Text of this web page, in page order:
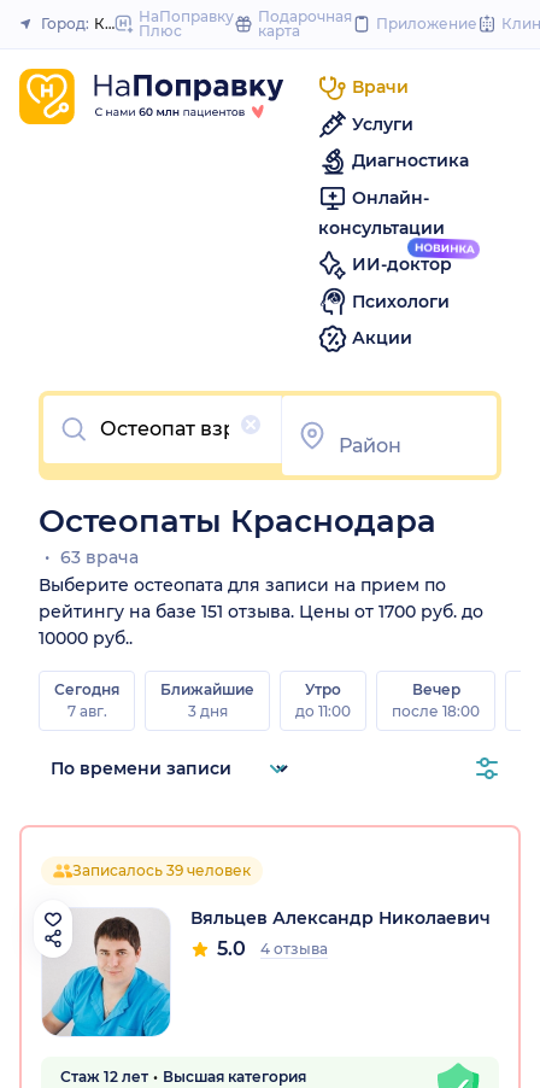
to
Закрыть
Город: КраснодарНаПоправку
Плюс
Подарочная
карта
Приложение
Врачи
Услуги
Диагностика
Онлайн-
консультации
ИИ-доктор
Психологи
Акции
Очистить
Остеопаты Краснодара
63 врача
Выберите остеопата для записи на прием по
рейтингу на базе 151 отзыва. Цены от 1700 руб. до
10000 руб..
Сегодня
7 авг.
Ближайшие
3 дня
Утро
до 11:00
Вечер
после 18:00
Записалось 39 человек
Вяльцев Александр Николаевич
5.0 4 отзыва
Стаж 12 лет
Высшая категория